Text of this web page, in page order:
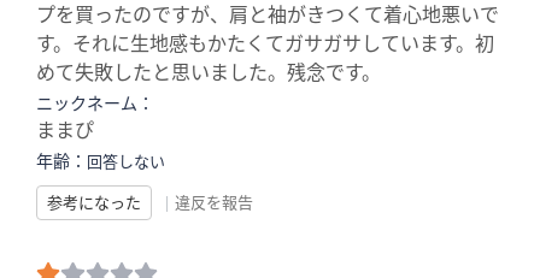
プを買ったのですが、肩と袖がきつくて着心地悪いで
す。それに生地感もかたくてガサガサしています。初
めて失敗したと思いました。残念です。
ニックネーム：
ままぴ
年齢： 回答しない
参考になった
| 違反を報告